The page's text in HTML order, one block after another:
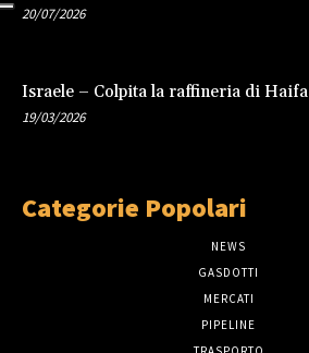
20/07/2026
Israele – Colpita la raffineria di Haifa
19/03/2026
Categorie Popolari
NEWS
GASDOTTI
MERCATI
PIPELINE